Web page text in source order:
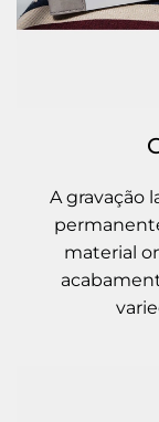
A gravação
material